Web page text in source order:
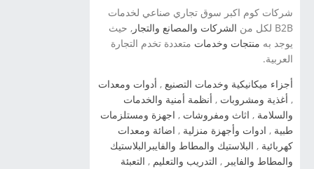
شاهد صور السيارة » صور سيارة كيا اوبتيما Kia
Optima 2014 شاهد صور السيارة » سيارة كيا
سورينتو Kia Sorento 2014 شاهد صور السيارة »
cerato شاهد صور السيارة » صور سياراة سبورتاج
2014 شاهد صور السيارة » صور سيارات كيا اوبتيما
2014 شاهد صور السيارة » صور سيارات كيا سول
2014 شاهد صور السيارة » صور سيارات كيا بيكانتو
2014 شاهد صور السيارة » صور سيارات كيا
شركات كوم اكبر سوق تجاري صناعي لخدمات
B2B لكل من
الشركات والمصانع والتجار , حيث
يوجد به منتجات وخدمات متعددة تخدم التجارة
العربية.
أجزاء ميكانيكية وخدمات التصنيع , أدوات ومعدات
, أغذية ومشروبات , أنظمة أمنية والخدمات
والسلامة , اثاث ومفروشات , اجهزة ومستلزمات
طبية , ادوات وأجهزة منزلية , اضائة ومعدات
كهربائية , البلاستيك والمطاط والفايبرالبلاستيك
والمطاط والفايبر , التدريب والتعليم , التعبئة